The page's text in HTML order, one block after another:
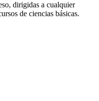
dirigidas a cualquier
de ciencias básicas.